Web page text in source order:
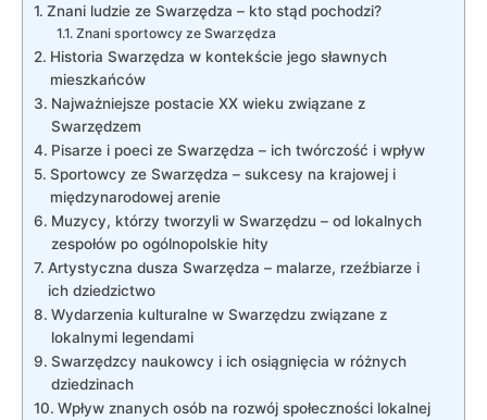
Znani ludzie ze Swarzędza – kto stąd pochodzi?
Znani sportowcy ze Swarzędza
Historia Swarzędza w kontekście jego sławnych
mieszkańców
Najważniejsze postacie XX wieku związane z
Swarzędzem
Pisarze i poeci ze Swarzędza – ich twórczość i wpływ
Sportowcy ze Swarzędza – sukcesy na krajowej i
międzynarodowej arenie
Muzycy, którzy tworzyli w Swarzędzu – od lokalnych
zespołów po ogólnopolskie hity
Artystyczna dusza Swarzędza – malarze, rzeźbiarze i
ich dziedzictwo
Wydarzenia kulturalne w Swarzędzu związane z
lokalnymi legendami
Swarzędzcy naukowcy i ich osiągnięcia w różnych
dziedzinach
Wpływ znanych osób na rozwój społeczności lokalnej